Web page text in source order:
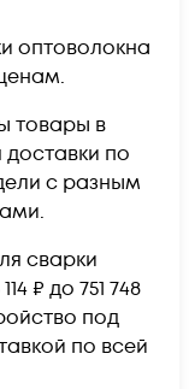
оптоволокна
товары в
доставки по
с разным
сварки
₽ до 751 748
под
по всей